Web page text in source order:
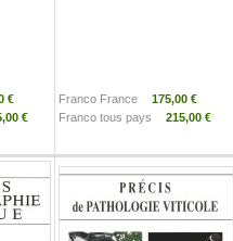
€
€
Franco France
175,00 €
Franco tous pays
215,00 €